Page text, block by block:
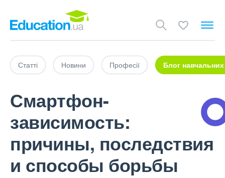
Статті Новини Професії Блог навчальних
Смартфон-
зависимость:
причины, последствия
и способы борьбы